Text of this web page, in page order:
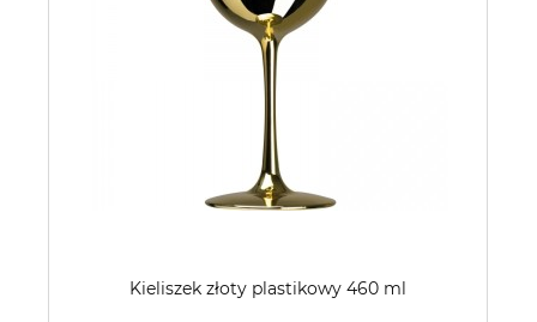
Kieliszek złoty plastikowy 460 ml